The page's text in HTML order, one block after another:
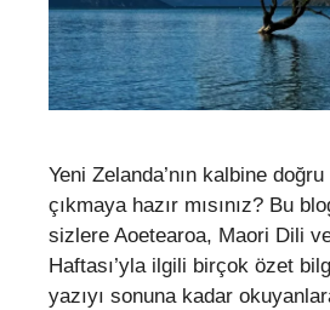
Yeni Zelanda’nın kalbine
çıkmaya hazır mısınız? Bu
sizlere Aoetearoa, Maori Dili
Haftası’yla ilgili birçok özet
yazıyı sonuna kadar